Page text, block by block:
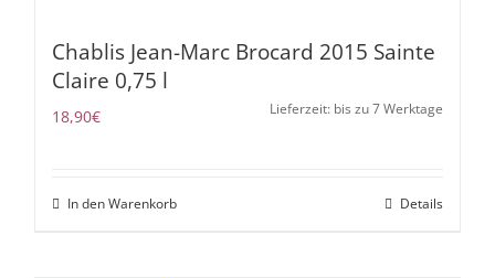
Chablis Jean-Marc Brocard 2015 Sainte
Claire 0,75 l
18,90€ Lieferzeit: bis zu 7 Werktage
In den Warenkorb Details